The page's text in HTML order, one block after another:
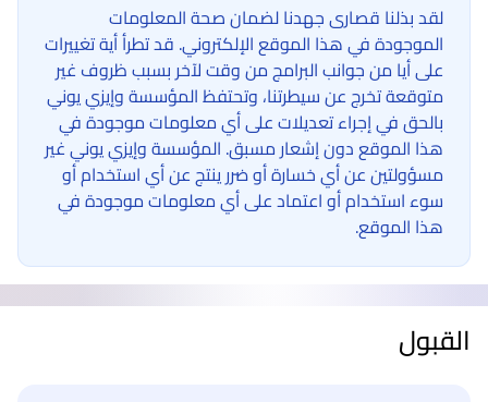
لقد بذلنا قصارى جهدنا لضمان صحة المعلومات
الموجودة في هذا الموقع الإلكتروني. قد تطرأ أية تغييرات
على أيا من جوانب البرامج من وقت لآخر بسبب ظروف غير
متوقعة تخرج عن سيطرتنا، وتحتفظ المؤسسة وإيزي يوني
بالحق في إجراء تعديلات على أي معلومات موجودة في
هذا الموقع دون إشعار مسبق. المؤسسة وإيزي يوني غير
مسؤولتين عن أي خسارة أو ضرر ينتج عن أي استخدام أو
سوء استخدام أو اعتماد على أي معلومات موجودة في
هذا الموقع.
القبول